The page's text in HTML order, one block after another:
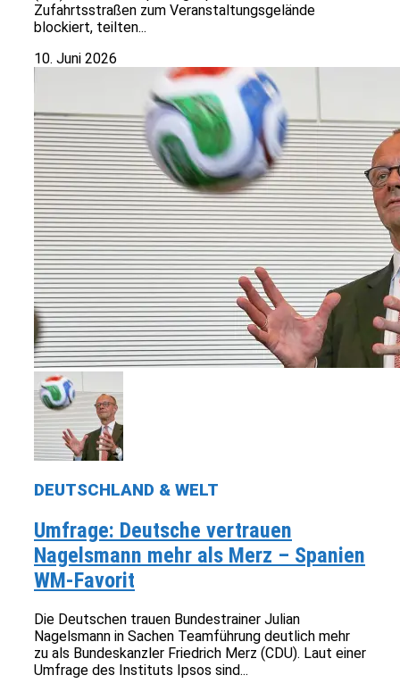
Zufahrtsstraßen zum Veranstaltungsgelände
blockiert, teilten...
10. Juni 2026
DEUTSCHLAND & WELT
Umfrage: Deutsche vertrauen
Nagelsmann mehr als Merz – Spanien
WM-Favorit
Die Deutschen trauen Bundestrainer Julian
Nagelsmann in Sachen Teamführung deutlich mehr
zu als Bundeskanzler Friedrich Merz (CDU). Laut einer
Umfrage des Instituts Ipsos sind...